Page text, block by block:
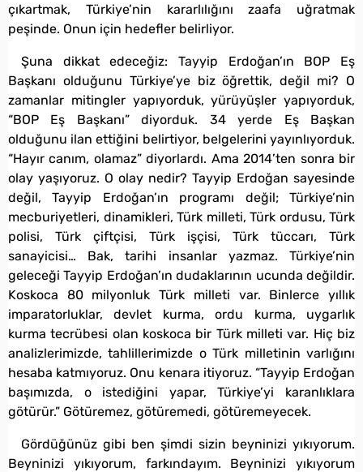
çıkartmak, Türkiye’nin kararlılığını zaafa uğratmak
peşinde. Onun için hedefler belirliyor.
Şuna dikkat edeceğiz: Tayyip Erdoğan’ın BOP Eş
Başkanı olduğunu Türkiye’ye biz öğrettik, değil mi? O
zamanlar mitingler yapıyorduk, yürüyüşler yapıyorduk,
“BOP Eş Başkanı” diyorduk. 34 yerde Eş Başkan
olduğunu ilan ettiğini belirtiyor, belgelerini yayınlıyorduk.
“Hayır canım, olamaz” diyorlardı. Ama 2014’ten sonra bir
olay yaşıyoruz. O olay nedir? Tayyip Erdoğan sayesinde
değil, Tayyip Erdoğan’ın programı değil; Türkiye’nin
mecburiyetleri, dinamikleri, Türk milleti, Türk ordusu, Türk
polisi, Türk çiftçisi, Türk işçisi, Türk tüccarı, Türk
sanayicisi… Bak, tarihi insanlar yazmaz. Türkiye’nin
geleceği Tayyip Erdoğan’ın dudaklarının ucunda değildir.
Koskoca 80 milyonluk Türk milleti var. Binlerce yıllık
imparatorluklar, devlet kurma, ordu kurma, uygarlık
kurma tecrübesi olan koskoca bir Türk milleti var. Hiç biz
analizlerimizde, tahlillerimizde o Türk milletinin varlığını
hesaba katmıyoruz. Onu kenara itiyoruz. “Tayyip Erdoğan
başımızda, o istediğini yapar, Türkiye’yi karanlıklara
götürür.” Götüremez, götüremedi, götüremeyecek.
Gördüğünüz gibi ben şimdi sizin beyninizi yıkıyorum.
Beyninizi yıkıyorum, farkındayım. Beyninizi yıkıyorum